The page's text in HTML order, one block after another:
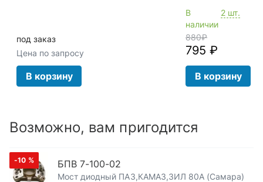
под заказ
Цена по запросу
В корзину
В
наличии
2 шт.
880₽
795 ₽
В корзину
Возможно, вам пригодится
-10 % БПВ 7-100-02
Мост диодный ПАЗ,КАМАЗ,ЗИЛ 80А (Самара)